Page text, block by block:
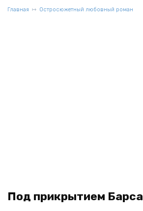
Главная Остросюжетный любовный роман
Под прикрытием Барса